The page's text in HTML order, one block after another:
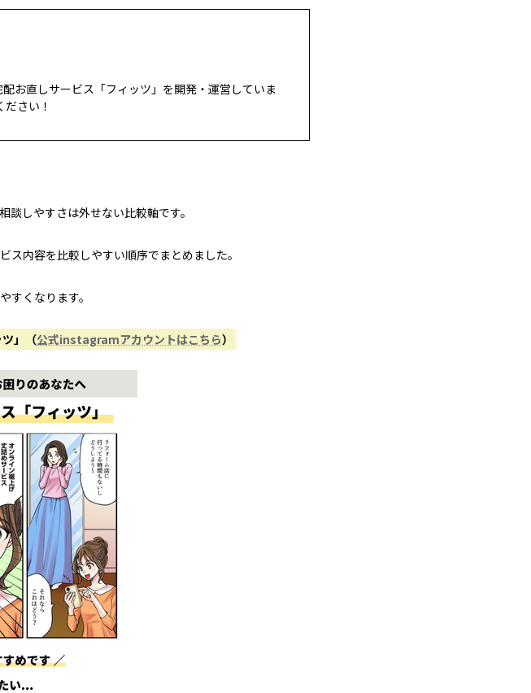
お直しサービス「フィッツ」を開発・運営していま
さい！
しやすさは外せない比較軸です。
内容を比較しやすい順序でまとめました。
すくなります。
」（公式instagramアカウントはこちら）